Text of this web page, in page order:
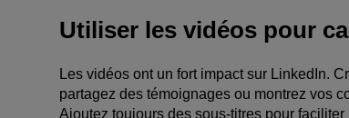
Utiliser les vidéos pour
Les vidéos ont un fort impact sur LinkedIn.
partagez des témoignages ou montrez vos
Ajoutez toujours des sous-titres pour